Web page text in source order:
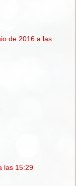
de 2016 a las
las 15:29